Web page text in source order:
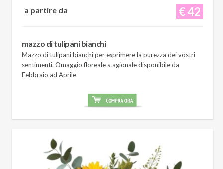
€ 42
a partire da
mazzo di tulipani bianchi
Mazzo di tulipani bianchi per esprimere la purezza dei vostri
sentimenti. Omaggio floreale stagionale disponibile da
Febbraio ad Aprile